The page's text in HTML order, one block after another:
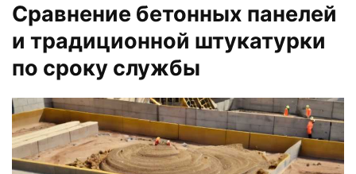
Сравнение бетонных панелей
и традиционной штукатурки
по сроку службы